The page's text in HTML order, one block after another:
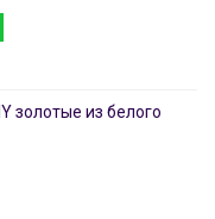
золотые из белого